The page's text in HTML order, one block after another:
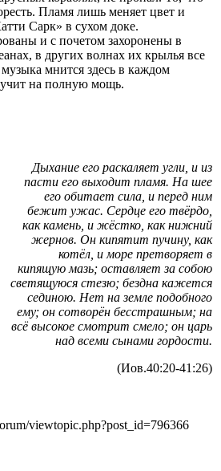
Пламя лишь меняет цвет и
Сарк» в сухом доке.
и с почетом захоронены в
в других волнах их крылья все
мнится здесь в каждом
на полную мощь.
Дыхание его раскаляет угли, и из
пасти его выходит пламя. На шее
его обитает сила, и перед ним
бежит ужас. Сердце его твёрдо,
как камень, и жёстко, как нижний
жернов. Он кипятит пучину, как
котёл, и море претворяет в
кипящую мазь; оставляет за собою
светящуюся стезю; бездна кажется
сединою. Нет на земле подобного
ему; он сотворён бесстрашным; на
всё высокое смотрит смело; он царь
над всеми сынами гордости.
(Иов.40:20-41:26)
viewtopic.php?post_id=796366